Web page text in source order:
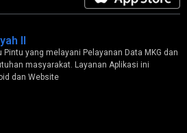
II
Pintu yang melayani Pelayanan Data MKG dan
masyarakat. Layanan Aplikasi ini
dan Website